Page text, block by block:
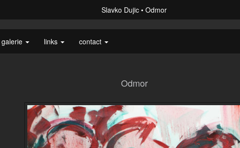
Slavko Dujic Odmor
galerie links contact
Odmor